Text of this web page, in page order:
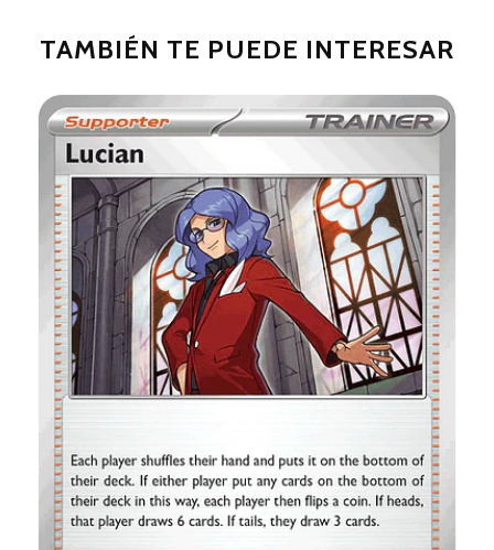
TAMBIÉN TE PUEDE INTERESAR